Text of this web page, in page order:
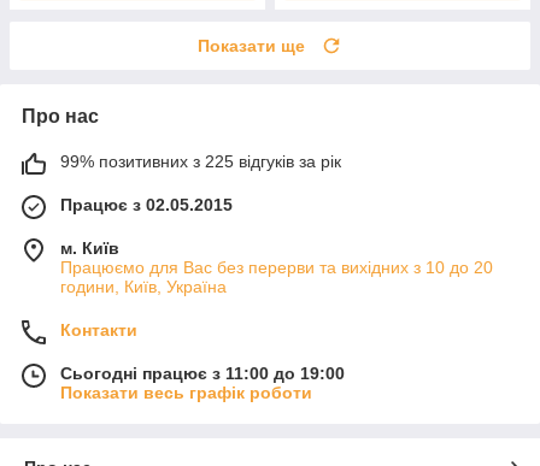
Показати ще
Про нас
99% позитивних з 225 відгуків за рік
Працює з 02.05.2015
м. Київ
Працюємо для Вас без перерви та вихідних з 10 до 20
години, Київ, Україна
Контакти
Сьогодні працює з 11:00 до 19:00
Показати весь графік роботи